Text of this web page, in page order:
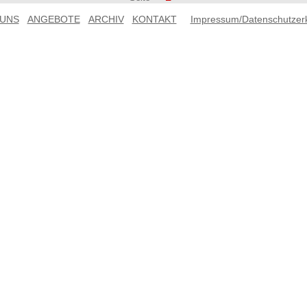
ANGEBOTE ARCHIV KONTAKT Impressum/